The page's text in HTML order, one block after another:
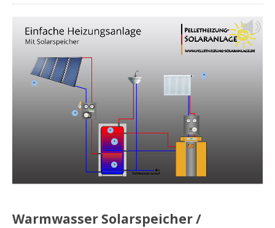
+
+
+
+
+
+
Warmwasser Solarspeicher /